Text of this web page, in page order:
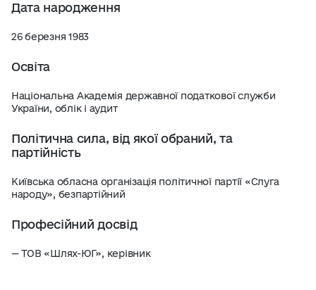
Дата народження
26 березня 1983
Освіта
Національна Академія державної податкової служби
України, облік і аудит
Політична сила, від якої обраний, та
партійність
Київська обласна організація політичної партії «Слуга
народу», безпартійний
Професійний досвід
— ТОВ «Шлях-ЮГ», керівник